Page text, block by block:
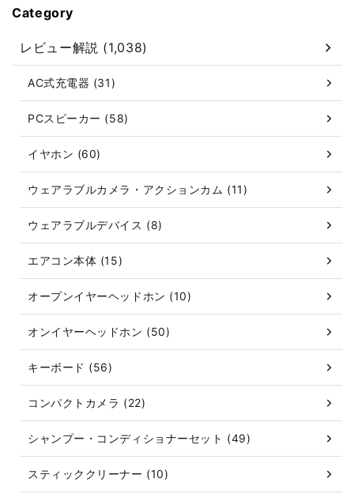
Category
レビュー解説 (1,038)
AC式充電器 (31)
PCスピーカー (58)
イヤホン (60)
ウェアラブルカメラ・アクションカム (11)
ウェアラブルデバイス (8)
エアコン本体 (15)
オープンイヤーヘッドホン (10)
オンイヤーヘッドホン (50)
キーボード (56)
コンパクトカメラ (22)
シャンプー・コンディショナーセット (49)
スティッククリーナー (10)